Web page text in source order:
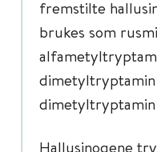
fremstilte
brukes som
dimetyltryptamin
Hallusinogene